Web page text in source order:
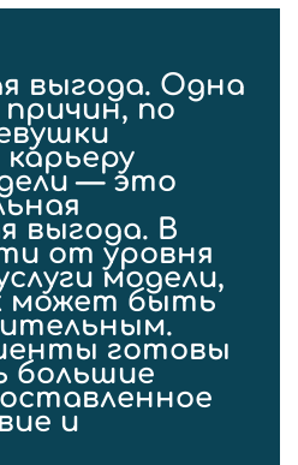
выгода. Одна
причин, по
— это
выгода. В
от уровня
модели,
может быть
готовы
большие
и